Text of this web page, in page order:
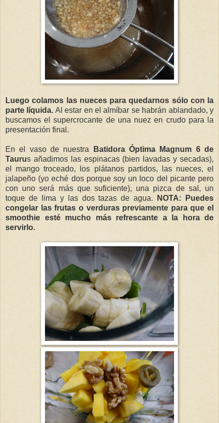
Luego colamos las nueces para quedarnos sólo con la
parte líquida. Al estar en el almíbar se habrán ablandado, y
buscamos el supercrocante de una nuez en crudo para la
presentación final.
En el vaso de nuestra Batidora Óptima Magnum 6 de
Taurus añadimos las espinacas (bien lavadas y secadas),
el mango troceado, los plátanos partidos, las nueces, el
jalapeño (yo eché dos porque soy un loco del picante pero
con uno será más que suficiente), una pizca de sal, un
toque de lima y las dos tazas de agua.
NOTA: Puedes
congelar las frutas o verduras previamente para que el
smoothie esté mucho más refrescante a la hora de
servirlo.